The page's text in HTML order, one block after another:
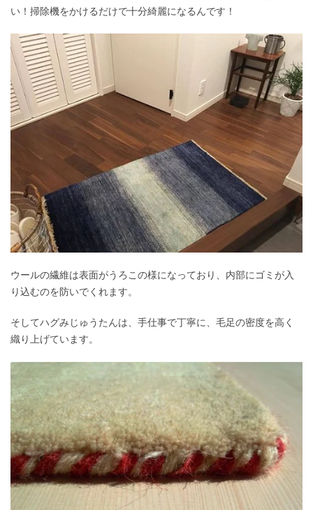
い！掃除機をかけるだけで十分綺麗になるんです！
ウールの繊維は表面がうろこの様になっており、内部にゴミが入
り込むのを防いでくれます。
そしてハグみじゅうたんは、手仕事で丁寧に、毛足の密度を高く
織り上げています。